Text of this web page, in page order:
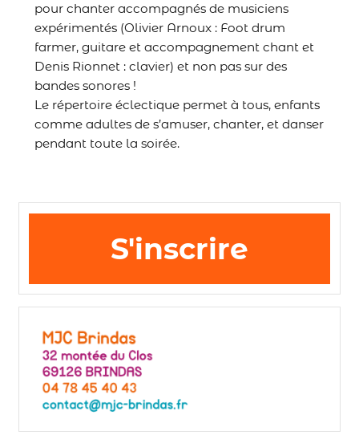
pour chanter accompagnés de musiciens
expérimentés (Olivier Arnoux : Foot drum
farmer, guitare et accompagnement chant et
Denis Rionnet : clavier) et non pas sur des
bandes sonores !
Le répertoire éclectique permet à tous, enfants
comme adultes de s’amuser, chanter, et danser
pendant toute la soirée.
S'inscrire